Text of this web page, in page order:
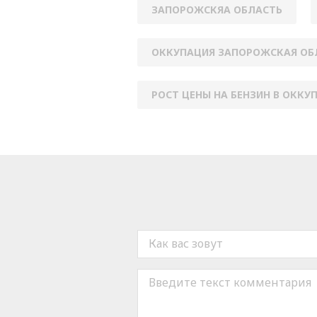
ЗАПОРОЖСКЯА ОБЛАСТЬ
ОККУПАЦИЯ ЗАПОРОЖСКАЯ
РОСТ ЦЕНЫ НА БЕНЗИН В